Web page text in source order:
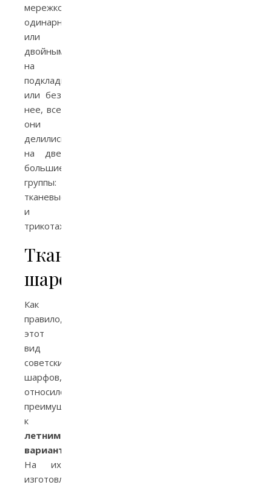
мережкой,
одинарными
или
двойными,
на
подкладке
или без
нее, все
они
делились
на две
большие
группы:
тканевые
и
трикотажные.
Тканевые
шарфы
Как
правило,
этот
вид
советских
шарфов,
относился
преимущественно
к
летним
вариантам
На их
изготовление